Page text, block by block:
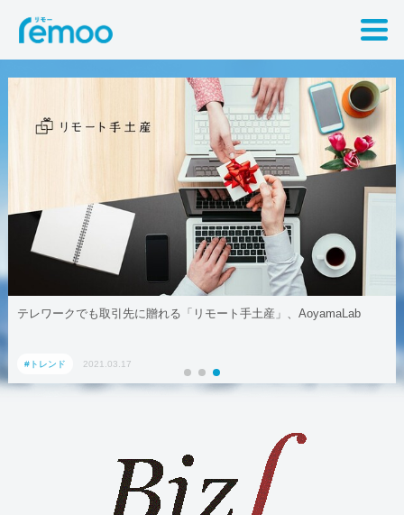
テレワークでも取引先に贈れる「リモート手土産」、AoyamaLab
#トレンド 2021.03.17